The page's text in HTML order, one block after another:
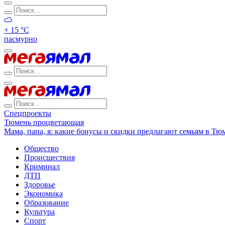
+ 15 °С
пасмурно
Спецпроекты
Тюмень процветающая
Мама, папа, я: какие бонусы и скидки предлагают семьям в
Общество
Происшествия
Криминал
ДТП
Здоровье
Экономика
Образование
Культура
Спорт